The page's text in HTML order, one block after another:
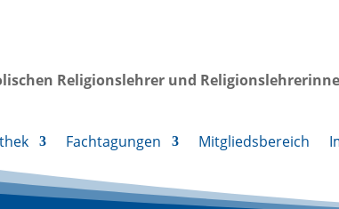
Religionslehrer und
Fachtagungen Mitgliedsbereich